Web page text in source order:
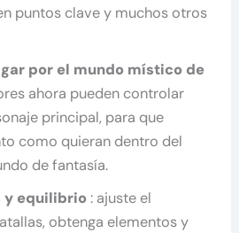
puntos clave y muchos otros
por el mundo místico de
ahora pueden controlar
principal, para que
como quieran dentro del
de fantasía.
y equilibrio: ajuste el
obtenga elementos y